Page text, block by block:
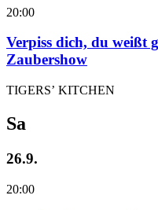
20:00
Verpiss dich, du weißt
Zaubershow
TIGERS’ KITCHEN
Sa
26.9.
20:00